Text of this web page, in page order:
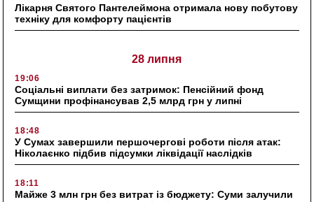
Лікарня Святого Пантелеймона отримала нову побутову
техніку для комфорту пацієнтів
28 липня
19:06
Соціальні виплати без затримок: Пенсійний фонд
Сумщини профінансував 2,5 млрд грн у липні
18:48
У Сумах завершили першочергові роботи після атак:
Ніколаєнко підбив підсумки ліквідації наслідків
18:11
Майже 3 млн грн без витрат із бюджету: Суми залучили